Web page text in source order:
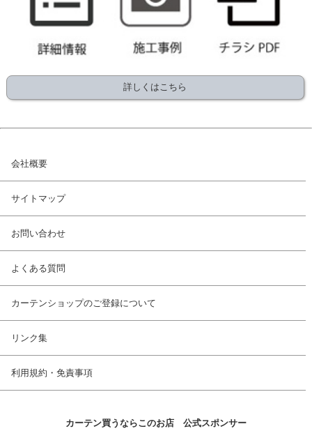
詳しくはこちら
会社概要
サイトマップ
お問い合わせ
よくある質問
カーテンショップのご登録について
リンク集
利用規約・免責事項
カーテン買うならこのお店 公式スポンサー